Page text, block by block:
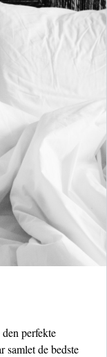
perfekte
samlet de bedste